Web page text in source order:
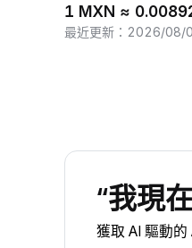
1 MXN ≈
最近更新 ： 2026/08/
“我現
獲取 AI 驅動